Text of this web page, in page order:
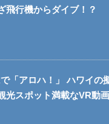
飛行機からダイブ！？
「アロハ！」 ハワイの
光スポット満載なVR動